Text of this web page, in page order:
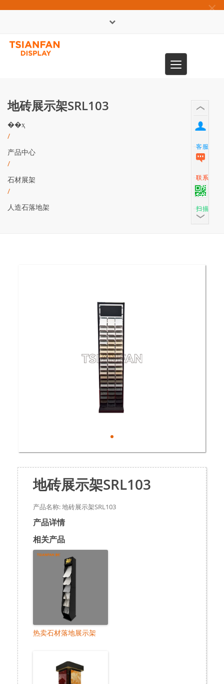
×
Toggle
navigation
地砖展示架SRL103
��ҳ
/
产品中心
/
石材展架
/
人造石落地架
地砖展示架SRL103
产品名称: 地砖展示架SRL103
产品详情
相关产品
热卖石材落地展示架
客服
联系
扫描